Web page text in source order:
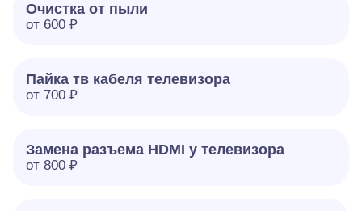
Очистка от пыли
от 600 ₽
Пайка тв кабеля телевизора
от 700 ₽
Замена разъема HDMI у телевизора
от 800 ₽